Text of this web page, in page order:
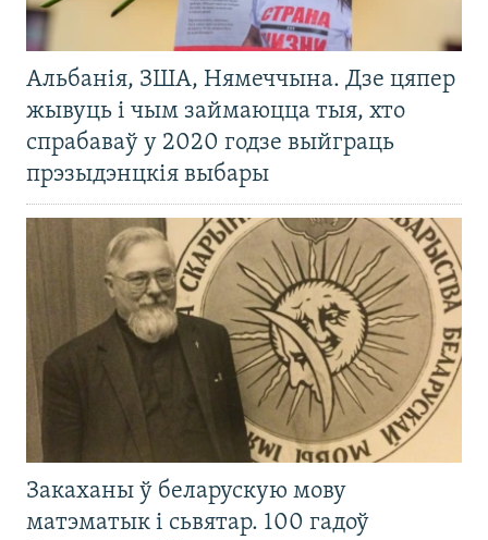
Альбанія, ЗША, Нямеччына. Дзе цяпер
жывуць і чым займаюцца тыя, хто
спрабаваў у 2020 годзе выйграць
прэзыдэнцкія выбары
Закаханы ў беларускую мову
матэматык і сьвятар. 100 гадоў